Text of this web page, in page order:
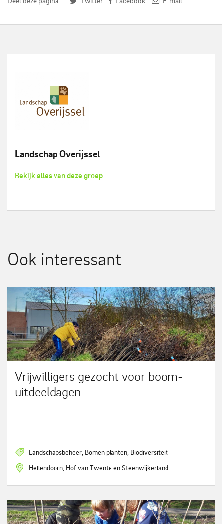
Landschap Overijssel
Bekijk alles van deze groep
Ook interessant
Vrijwilligers gezocht voor boom-
uitdeeldagen
Landschapsbeheer, Bomen planten, Biodiversiteit
Hellendoorn, Hof van Twente en Steenwijkerland